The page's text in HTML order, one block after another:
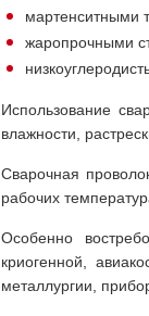
мартенситными
жаропрочными
Использование
влажности,
Сварочная
рабочих
Особенно
криогенной,
металлургии,